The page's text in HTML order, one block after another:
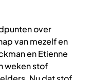
over
van mezelf en
en Etienne
weken stof